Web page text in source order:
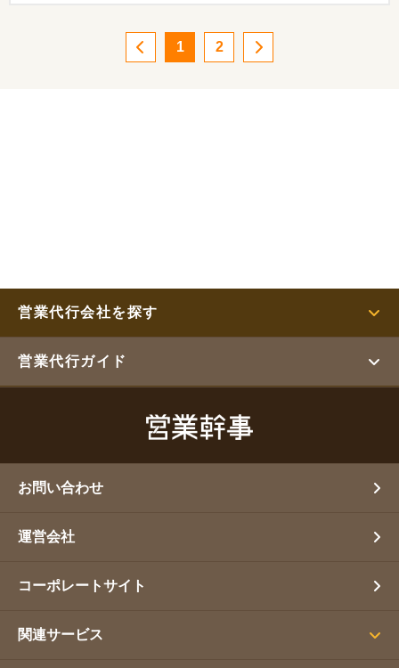
1 2
営業代行会社を探す
営業代行ガイド
お問い合わせ
運営会社
コーポレートサイト
関連サービス